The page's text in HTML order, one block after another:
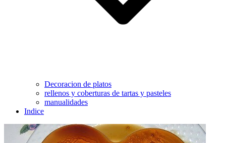
Decoracion de platos
rellenos y coberturas de tartas y pasteles
manualidades
Indice